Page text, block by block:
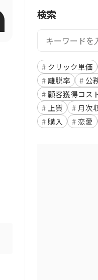
検索
検索:
クリック単価
離脱率
公
顧客獲得コス
上質
月次
購入
恋愛